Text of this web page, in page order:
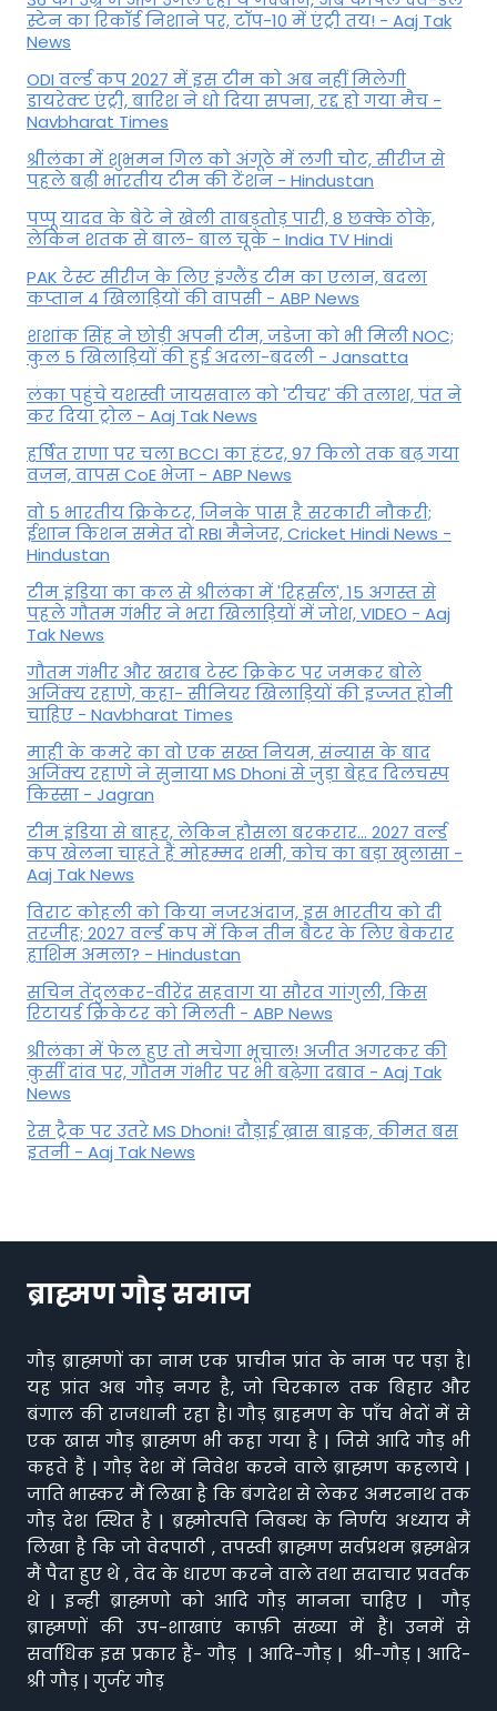
स्टेन का रिकॉर्ड निशाने पर, टॉप-10 में एंट्री तय! - Aaj Tak
News
ODI वर्ल्ड कप 2027 में इस टीम को अब नहीं मिलेगी
डायरेक्ट एंट्री, बारिश ने धो दिया सपना, रद्द हो गया मैच -
Navbharat Times
श्रीलंका में शुभमन गिल को अंगूठे में लगी चोट, सीरीज से
पहले बढ़ी भारतीय टीम की टेंशन - Hindustan
पप्पू यादव के बेटे ने खेली ताबड़तोड़ पारी, 8 छक्के ठोके,
लेकिन शतक से बाल- बाल चूके - India TV Hindi
PAK टेस्ट सीरीज के लिए इंग्लैंड टीम का एलान, बदला
कप्तान 4 खिलाड़ियों की वापसी - ABP News
शशांक सिंह ने छोड़ी अपनी टीम, जडेजा को भी मिली NOC;
कुल 5 खिलाड़ियों की हुई अदला-बदली - Jansatta
लंका पहुंचे यशस्वी जायसवाल को 'टीचर' की तलाश, पंत ने
कर द‍िया ट्रोल - Aaj Tak News
हर्षित राणा पर चला BCCI का हंटर, 97 किलो तक बढ़ गया
वजन, वापस CoE भेजा - ABP News
वो 5 भारतीय क्रिकेटर, जिनके पास है सरकारी नौकरी;
ईशान किशन समेत दो RBI मैनेजर, Cricket Hindi News -
Hindustan
टीम इंडिया का कल से श्रीलंका में 'रिहर्सल', 15 अगस्त से
पहले गौतम गंभीर ने भरा ख‍िलाड़‍ियों में जोश, VIDEO - Aaj
Tak News
गौतम गंभीर और खराब टेस्ट क्रिकेट पर जमकर बोले
अजिंक्य रहाणे, कहा- सीनियर खिलाड़ियों की इज्जत होनी
चाहिए - Navbharat Times
माही के कमरे का वो एक सख्त नियम, संन्यास के बाद
अजिंक्‍य रहाणे ने सुनाया MS Dhoni से जुड़ा बेहद दिलचस्प
किस्सा - Jagran
टीम इंडिया से बाहर, लेकिन हौसला बरकरार... 2027 वर्ल्ड
कप खेलना चाहते हैं मोहम्मद शमी, कोच का बड़ा खुलासा -
Aaj Tak News
विराट कोहली को किया नजरअंदाज, इस भारतीय को दी
तरजीह; 2027 वर्ल्ड कप में किन तीन बैटर के लिए बेकरार
हाशिम अमला? - Hindustan
सचिन तेंदुलकर-वीरेंद्र सहवाग या सौरव गांगुली, किस
रिटायर्ड क्रिकेटर को मिलती - ABP News
श्रीलंका में फेल हुए तो मचेगा भूचाल! अजीत अगरकर की
कुर्सी दांव पर, गौतम गंभीर पर भी बढ़ेगा दबाव - Aaj Tak
News
रेस ट्रैक पर उतरे MS Dhoni! दौड़ाई ख़ास बाइक, कीमत बस
इतनी - Aaj Tak News
ब्राह्मण गौड़ समाज
गौड़ ब्राह्मणों का नाम एक प्राचीन प्रांत के नाम पर पड़ा है।
यह प्रांत अब गौड़ नगर है, जो चिरकाल तक बिहार और
बंगाल की राजधानी रहा है। गौड़ ब्राहमण के पाँच भेदों में से
एक खास गौड़ ब्राह्मण भी कहा गया है | जिसे आदि गौड़ भी
कहते हैं | गौड़ देश में निवेश करने वाले ब्राह्मण कहलाये |
जाति भास्कर मैं लिखा है कि बंगदेश से लेकर अमरनाथ तक
गौड़ देश स्थित है | ब्रह्मोत्पत्ति निबन्ध के निर्णय अध्याय मैं
लिखा है कि जो वेदपाठी , तपस्वी ब्राह्मण सर्वप्रथम ब्रह्मक्षेत्र
मैं पैदा हुए थे , वेद के धारण करने वाले तथा सदाचार प्रवर्तक
थे | इन्ही ब्राह्मणो को आदि गौड़ मानना चाहिए | गौड़
ब्राह्मणों की उप-शाखाएं काफ़ी संख्या में हैं। उनमें से
सर्वाधिक इस प्रकार हैं- गौड़ | आदि-गौड़ | श्री-गौड़ | आदि-
श्री गौड़ | गुर्जर गौड़